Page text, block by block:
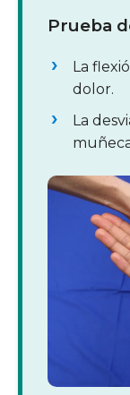
Prueba
La
dolor.
La